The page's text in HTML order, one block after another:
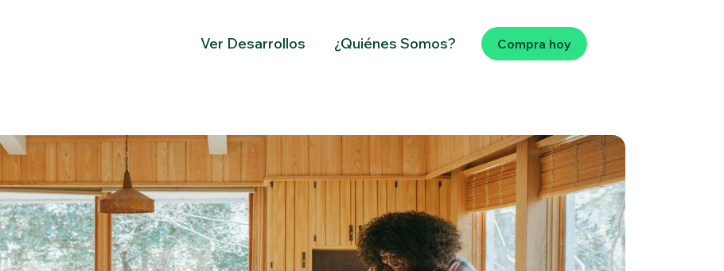
Ver Desarrollos ¿Quiénes Somos? Compra hoy